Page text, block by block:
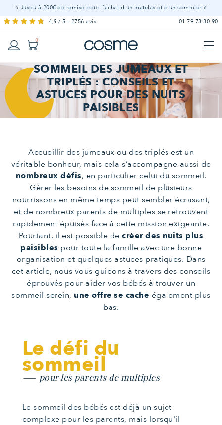
⭐ Jusqu'à 200€ de remise pour l'achat d'un matelas et d'un sommier ⭐
4,9 / 5 - 2756 avis
01 79 73 30 90
0
LITERIE ADULTE - À partir de 15 ans
Matelas
100 %
naturels
Matelas
ressorts
Voir tous les
Sur-
matelas SommiersMobilierOreillersCouettes
Linge
LITERIE ENFANT - De 3 à 15 ans
MatelasSommiersLit
cabane
MobilierOreillerCouettesLinge
de lit
Protection
de literie
OffresTous nos
LITERIE BÉBÉ - De 0 à 5 ans
MatelasCouetteHousse
de
couette
Drap
housse
Alèse Affiche
bébé
Offres
Tous nos
SOMMEIL DES JUMEAUX ET
TRIPLÉS : CONSEILS ET
ASTUCES POUR DES NUITS
PAISIBLES
Accueillir des jumeaux ou des triplés est un
véritable bonheur, mais cela s’accompagne aussi de
nombreux défis, en particulier celui du sommeil.
Gérer les besoins de sommeil de plusieurs
nourrissons en même temps peut sembler écrasant,
et de nombreux parents de multiples se retrouvent
rapidement épuisés face à cette mission exigeante.
Pourtant, il est possible decréer des nuits plus
paisibles pour toute la famille avec une bonne
organisation et quelques astuces pratiques. Dans
cet article, nous vous guidons à travers des conseils
éprouvés pour aider vos bébés à trouver un
sommeil serein, une offre se cache également plus
bas.
Le défi du
sommeil
pour les parents de multiples
Le sommeil des bébés est déjà un sujet
complexe pour les parents, mais lorsqu'il